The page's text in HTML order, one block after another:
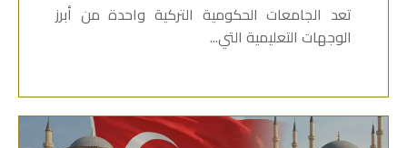
تعد الجامعات الحكومية التركية واحدة من أبرز
الوجهات التعليمية التي...